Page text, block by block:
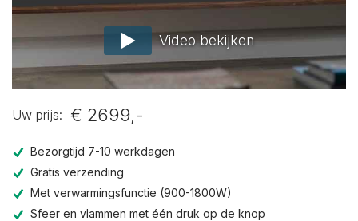
Video bekijken
Uw prijs: € 2699,-
Bezorgtijd 7-10 werkdagen
Gratis verzending
Met verwarmingsfunctie (900-1800W)
Sfeer en vlammen met één druk op de knop